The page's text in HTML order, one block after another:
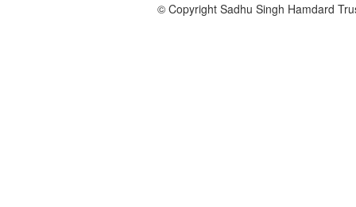
© Copyright Sadhu Singh Hamdard